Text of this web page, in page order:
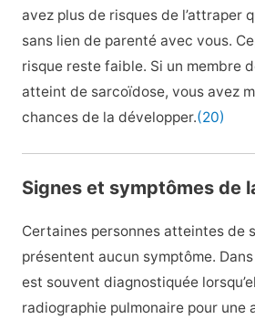
avez plus de risques de l’attraper
sans lien de parenté avec vous.
risque reste faible. Si un membre
atteint de sarcoïdose, vous avez
chances de la développer.(20)
Signes et symptômes de
Certaines personnes atteintes de
présentent aucun symptôme.
est souvent diagnostiquée
radiographie pulmonaire pour une